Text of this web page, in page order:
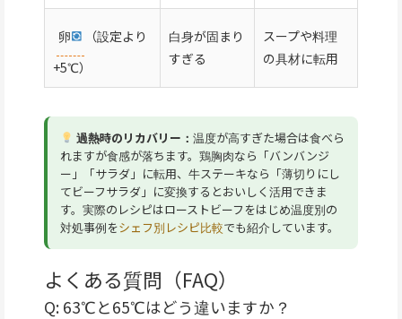
卵
（設定より
+5℃）
白身が固まり
すぎる
スープや料理
の具材に転用
過熱時のリカバリー： 温度が高すぎた場合は食べら
れますが食感が落ちます。鶏胸肉なら「バンバンジ
ー」「サラダ」に転用、牛ステーキなら「薄切りにし
てビーフサラダ」に変換するとおいしく活用できま
す。実際のレシピはローストビーフをはじめ温度別の
対処事例をシェフ別レシピ比較でも紹介しています。
よくある質問（FAQ）
Q: 63℃と65℃はどう違いますか？